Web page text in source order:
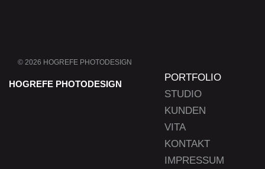
© 2026 HOGREFE PHOTODESIGN
HOGREFE PHOTODESIGN
überspringen
PORTFOLIO
STUDIO
KUNDEN
VITA
KONTAKT
IMPRESSUM